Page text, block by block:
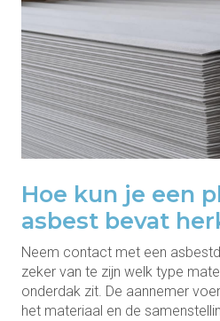
Hoe kun je een
asbest bevat
Neem contact met een
zeker van te zijn welk type
onderdak zit. De aannemer
het materiaal en de